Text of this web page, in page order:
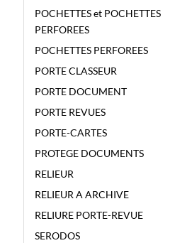
POCHETTES et POCHETTES
PERFOREES
POCHETTES PERFOREES
PORTE CLASSEUR
PORTE DOCUMENT
PORTE REVUES
PORTE-CARTES
PROTEGE DOCUMENTS
RELIEUR
RELIEUR A ARCHIVE
RELIURE PORTE-REVUE
SERODOS